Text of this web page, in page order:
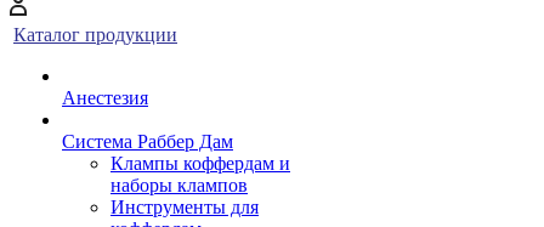
Каталог продукции
Анестезия
Система Раббер Дам
Клампы коффердам и
наборы клампов
Инструменты для